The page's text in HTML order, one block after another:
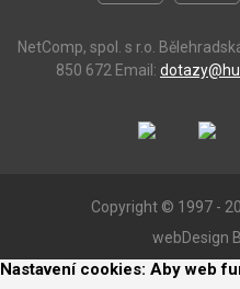
NetComp, spol. s r.o.
850 672 Email:
Copyright © 1997 -
webDesign
Nastavení cookies: Aby web